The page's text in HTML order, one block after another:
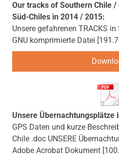
Our tracks of Southern Chile
Süd-Chiles in 2014 / 2015:
Unsere gefahrenen TRACKS in
GNU komprimierte Datei
Unsere Übernachtungsplätze
GPS Daten und kurze
Chile .doc UNSERE
Adobe Acrobat Dokument